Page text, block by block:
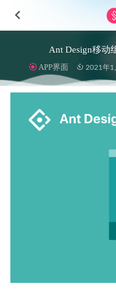
Ant Design移动
APP界面 2021年1
数字金融app ui设计
Smartmoc-1000+高质
Fintouch金融银行app